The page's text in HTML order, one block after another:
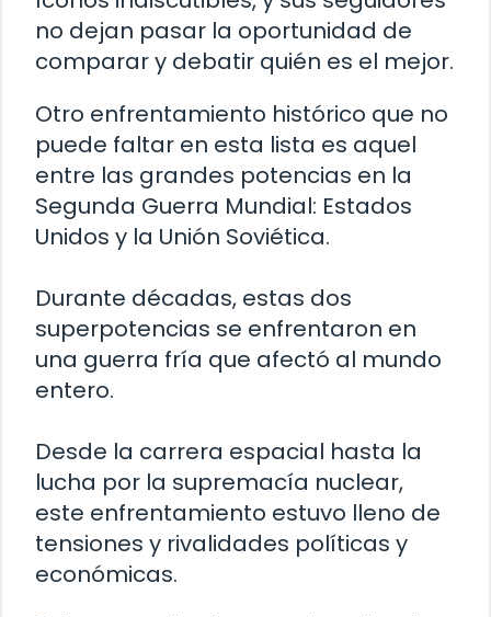
no dejan pasar la oportunidad de
comparar y debatir quién es el mejor.
Otro enfrentamiento histórico que no
puede faltar en esta lista es aquel
entre las grandes potencias en la
Segunda Guerra Mundial: Estados
Unidos y la Unión Soviética.
Durante décadas, estas dos
superpotencias se enfrentaron en
una guerra fría que afectó al mundo
entero.
Desde la carrera espacial hasta la
lucha por la supremacía nuclear,
este enfrentamiento estuvo lleno de
tensiones y rivalidades políticas y
económicas.